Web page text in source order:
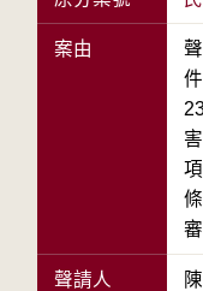
案由
聲請人